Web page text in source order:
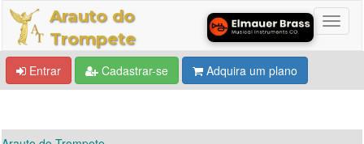
Arauto do
Trompete
Entrar Cadastrar-se Adquira um plano